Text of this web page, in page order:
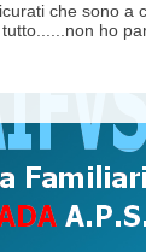
che sono
ho